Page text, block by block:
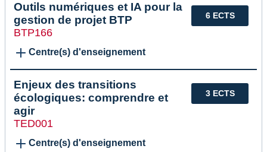
6 ECTS
Outils numériques et IA pour la
gestion de projet BTP
BTP166
Centre(s) d'enseignement
3 ECTS
Enjeux des transitions
écologiques: comprendre et
agir
TED001
Centre(s) d'enseignement